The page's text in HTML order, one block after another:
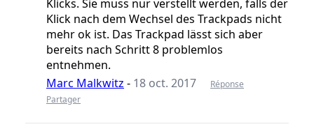
Klicks. Sie muss nur verstellt werden, falls der
Klick nach dem Wechsel des Trackpads nicht
mehr ok ist. Das Trackpad lässt sich aber
bereits nach Schritt 8 problemlos
entnehmen.
Marc Malkwitz - 18 oct. 2017
Réponse
Partager